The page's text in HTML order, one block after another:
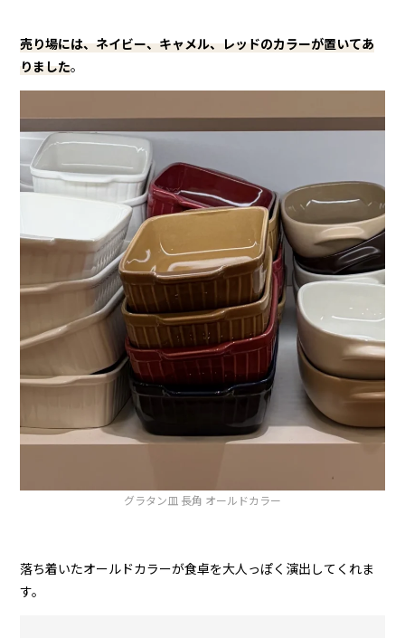
売り場には、ネイビー、キャメル、レッドのカラーが置いてあ
りました。
グラタン皿 長角 オールドカラー
落ち着いたオールドカラーが食卓を大人っぽく演出してくれま
す。